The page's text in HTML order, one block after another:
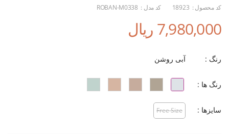
کد محصول : 18923 کد مدل : ROBAN-M0338
7,980,000 ریال
رنگ : آبی روشن
رنگ ها :
سایزها : Free Size